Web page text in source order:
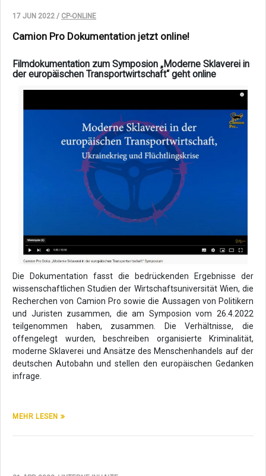
17 JUN 2022 / CP-ONLINE
Camion Pro Dokumentation jetzt online!
Filmdokumentation zum Symposion „Moderne Sklaverei in
der europäischen Transportwirtschaft“ geht online
Die Dokumentation fasst die bedrückenden Ergebnisse der
wissenschaftlichen Studien der Wirtschaftsuniversität Wien, die
Recherchen von Camion Pro sowie die Aussagen von Politikern
und Juristen zusammen, die am Symposion vom 26.4.2022
teilgenommen haben, zusammen. Die Verhältnisse, die
offengelegt wurden, beschreiben organisierte Kriminalität,
moderne Sklaverei und Ansätze des Menschenhandels auf der
deutschen Autobahn und stellen den europäischen Gedanken
infrage.
MEHR LESEN